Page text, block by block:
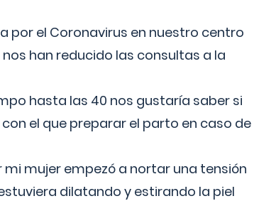
por el Coronavirus en nuestro centro
han reducido las consultas a la
hasta las 40 nos gustaría saber si
el que preparar el parto en caso de
mujer empezó a nortar una tensión
dilatando y estirando la piel